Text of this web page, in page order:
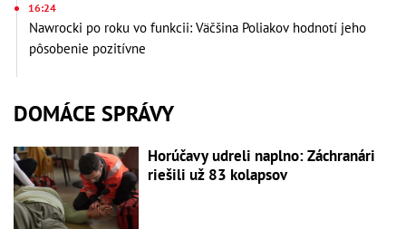
16:24
Nawrocki po roku vo funkcii: Väčšina Poliakov hodnotí jeho
pôsobenie pozitívne
DOMÁCE SPRÁVY
Horúčavy udreli naplno: Záchranári
riešili už 83 kolapsov